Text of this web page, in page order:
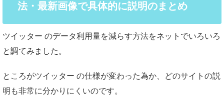
法・最新画像で具体的に説明のまとめ
ツイッター のデータ利用量を減らす方法をネットでいろいろ
と調てみました。
ところがツイッター の仕様が変わった為か、どのサイトの説
明も非常に分かりにくいのです。